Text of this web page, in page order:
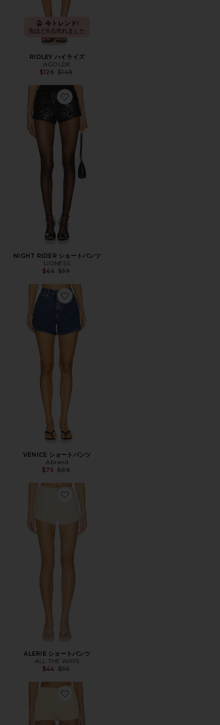
今トレンド!
先ほど8点売れました
RIDLEY ハイライズ
AGOLDE
$126 Previous price:
$148
Favorite NIGHT RIDER ショートパンツ
NIGHT RIDER ショートパンツ
LIONESS
$44 Previous price:
$59
Favorite VENICE ショートパンツ
VENICE ショートパンツ
Abrand
$75 Previous price:
$88
Favorite ALERIE ショートパンツ
ALERIE ショートパンツ
ALL THE WAYS
$44 Previous price:
$50
Favorite ADORA ショートパンツ